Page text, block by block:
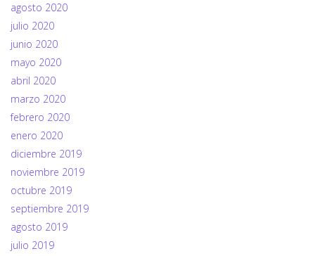
agosto 2020
julio 2020
junio 2020
mayo 2020
abril 2020
marzo 2020
febrero 2020
enero 2020
diciembre 2019
noviembre 2019
octubre 2019
septiembre 2019
agosto 2019
julio 2019